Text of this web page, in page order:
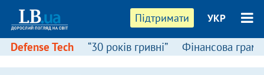
Підтримати УКР
Defense Tech “30 років гривні” Фінансова